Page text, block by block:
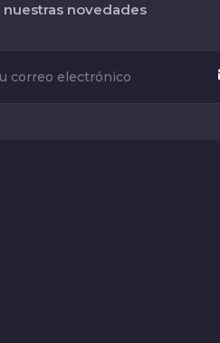
nuestras novedades